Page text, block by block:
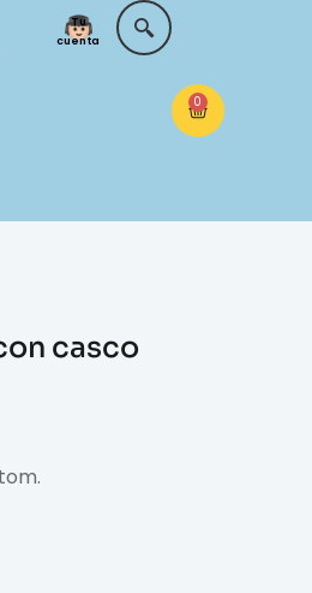
Tu
cuenta
0
casco